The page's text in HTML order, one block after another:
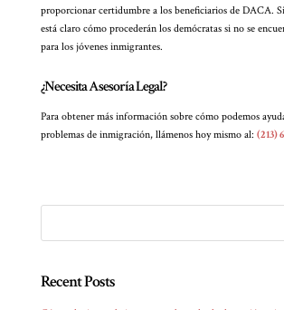
proporcionar certidumbre a los beneficiarios de DACA.
está claro cómo procederán los demócratas si no se
para los jóvenes inmigrantes.
¿Necesita Asesoría Legal?
Para obtener más información sobre cómo podemos
problemas de inmigración, llámenos hoy mismo al: (213)
Recent Posts